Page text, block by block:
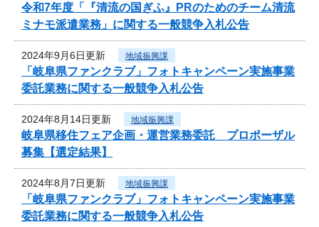
令和7年度「『清流の国ぎふ』PRのためのチーム清流
ミナモ派遣業務」に関する一般競争入札公告
2024年9月6日更新 地域振興課
「岐阜県ファンクラブ」フォトキャンペーン実施事業
委託業務に関する一般競争入札公告
2024年8月14日更新 地域振興課
岐阜県移住フェア企画・運営業務委託 プロポーザル
募集【選定結果】
2024年8月7日更新 地域振興課
「岐阜県ファンクラブ」フォトキャンペーン実施事業
委託業務に関する一般競争入札公告